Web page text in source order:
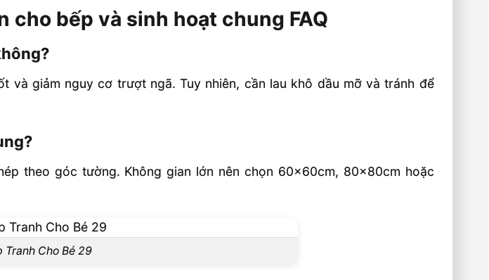
cho bếp và sinh hoạt chung FAQ
và giảm nguy cơ trượt ngã. Tuy nhiên, cần lau khô dầu mỡ và tránh để
theo góc tường. Không gian lớn nên chọn 60x60cm, 80x80cm hoặc
Tranh Cho Bé 29